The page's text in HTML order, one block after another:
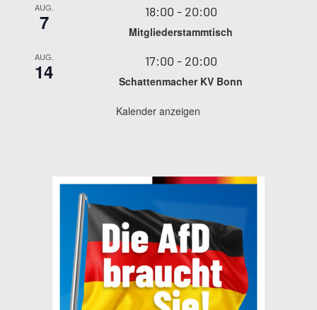
AUG.
7 18:00 - 20:00
Mitgliederstammtisch
AUG.
14 17:00 - 20:00
Schattenmacher KV Bonn
Kalender anzeigen